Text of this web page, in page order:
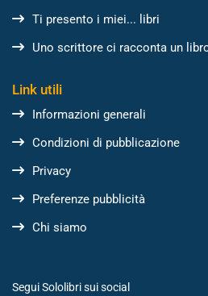
Ti presento i miei... libri
Uno scrittore ci racconta un
Link utili
Informazioni generali
Condizioni di pubblicazione
Privacy
Preferenze pubblicità
Chi siamo
Segui Sololibri sui social